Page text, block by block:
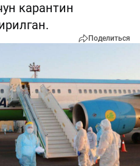
карантин
Поделиться